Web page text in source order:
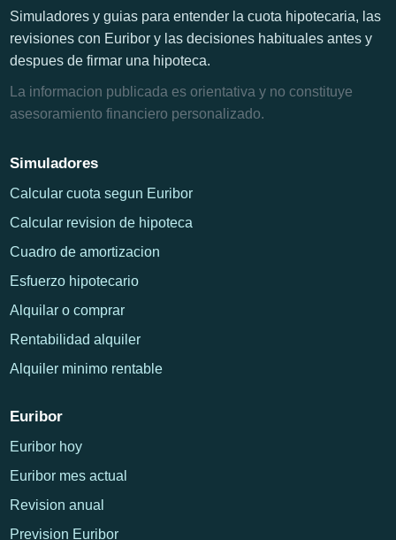
Simuladores y guias para entender la cuota hipotecaria, las
revisiones con Euribor y las decisiones habituales antes y
despues de firmar una hipoteca.
La informacion publicada es orientativa y no constituye
asesoramiento financiero personalizado.
Simuladores
Calcular cuota segun Euribor
Calcular revision de hipoteca
Cuadro de amortizacion
Esfuerzo hipotecario
Alquilar o comprar
Rentabilidad alquiler
Alquiler minimo rentable
Euribor
Euribor hoy
Euribor mes actual
Revision anual
Prevision Euribor